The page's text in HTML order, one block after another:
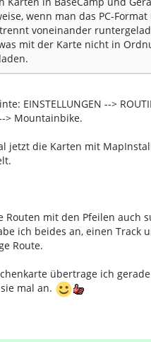
wenn man das PC-Format
voneinander
mit der Karte nicht in
EINSTELLUNGEN -->
> Mountainbike.
jetzt die Karten mit
Routen mit den Pfeilen auch
ich beides an, einen Track
Route.
übertrage ich
mal an.